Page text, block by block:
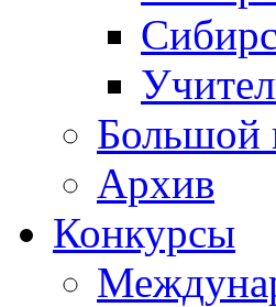
Большой
Архив
Конкурсы